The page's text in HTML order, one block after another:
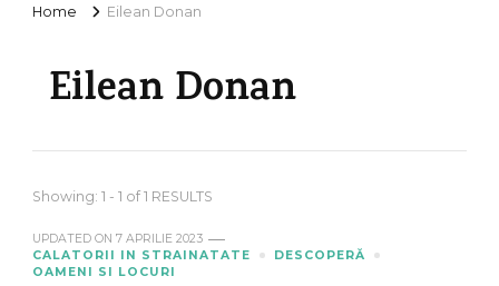
Home Eilean Donan
Eilean Donan
Showing: 1 - 1 of 1 RESULTS
UPDATED ON 7 APRILIE 2023
CALATORII IN STRAINATATE
DESCOPERĂ
OAMENI SI LOCURI